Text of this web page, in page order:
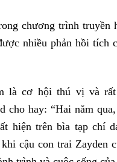
chương trình truyền
nhiều phản hồi tích
là cơ hội thú vị và
hay: “Hai năm
hiện trên bìa tạp chí
cậu con trai Zayden